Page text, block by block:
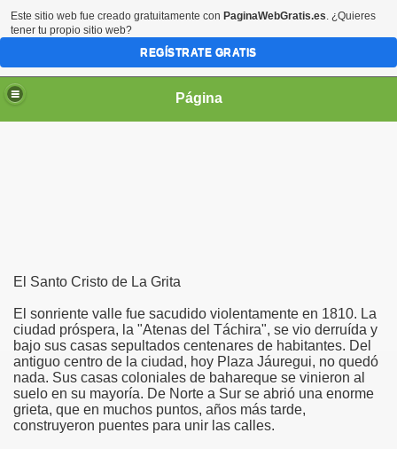
Página
El Santo Cristo de La Grita
El sonriente valle fue sacudido violentamente en 1810. La
ciudad próspera, la "Atenas del Táchira", se vio derruída y
bajo sus casas sepultados centenares de habitantes. Del
antiguo centro de la ciudad, hoy Plaza Jáuregui, no quedó
nada. Sus casas coloniales de bahareque se vinieron al
suelo en su mayoría. De Norte a Sur se abrió una enorme
grieta, que en muchos puntos, años más tarde,
construyeron puentes para unir las calles.
Este sitio web fue creado gratuitamente con PaginaWebGratis.es. ¿Quieres
tener tu propio sitio web?
REGÍSTRATE GRATIS